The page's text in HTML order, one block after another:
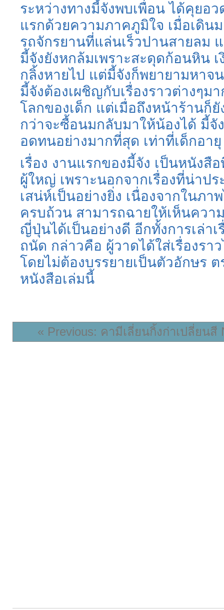
ระหว่างทางมี้จังพบเพื่อน ได้คุยอ
แรกด้วยความภาคภูมิใจ เมื่อเดิน
รถจักรยานที่แล่นเร็วปานสายลม
มี้จังยังหกล้มเพราะสะดุดก้อนหิน
กลิ้งหายไป แต่มี้จังก็พยายามหาจ
มี้จังต้องเผชิญกับเรื่องราวต่างๆม
โลกของเด็ก แต่เมื่อถึงหน้าร้านก็
กว่าจะซื้อนมกลับมาให้น้องได้ มี้จั
อดทนอย่างมากที่สุด เท่าที่เด็กอา
เรื่อง งานแรกของมี้จัง เป็นหนังสื
ผู้ใหญ่ เพราะนอกจากเรื่องที่น่าป
เสน่ห์เป็นอย่างยิ่ง เนื่องจากในภา
ครบถ้วน สามารถฉายให้เห็นควา
ญี่ปุ่นได้เป็นอย่างดี อีกทั้งการเล่า
ถนัด กล่าวคือ ผู้วาดได้ใส่เรื่องรา
โดยไม่ต้องบรรยายเป็นตัวอักษร
หนังสือเล่มนี้
« Previous: คามีเลี่ยนกิ้งก่าเปลี่ยนสี